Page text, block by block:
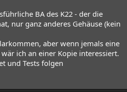
BA des K22 - der die
nur ganz anderes Gehäuse (kein
aber wenn jemals eine
ich an einer Kopie interessiert.
und Tests folgen